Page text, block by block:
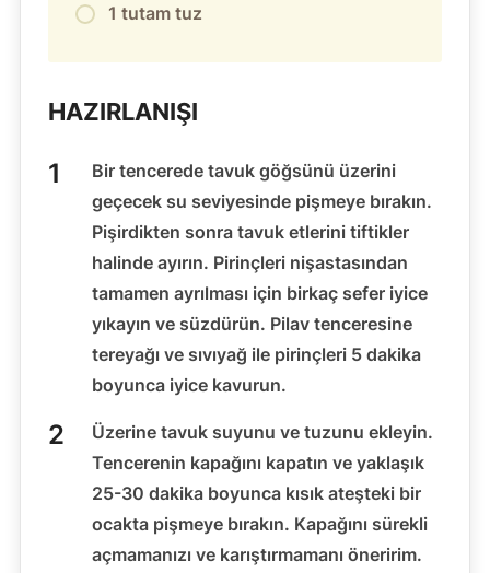
1 tutam tuz
HAZIRLANIŞI
Bir tencerede tavuk göğsünü üzerini
geçecek su seviyesinde pişmeye bırakın.
Pişirdikten sonra tavuk etlerini tiftikler
halinde ayırın. Pirinçleri nişastasından
tamamen ayrılması için birkaç sefer iyice
yıkayın ve süzdürün. Pilav tenceresine
tereyağı ve sıvıyağ ile pirinçleri 5 dakika
boyunca iyice kavurun.
Üzerine tavuk suyunu ve tuzunu ekleyin.
Tencerenin kapağını kapatın ve yaklaşık
25-30 dakika boyunca kısık ateşteki bir
ocakta pişmeye bırakın. Kapağını sürekli
açmamanızı ve karıştırmamanı öneririm.